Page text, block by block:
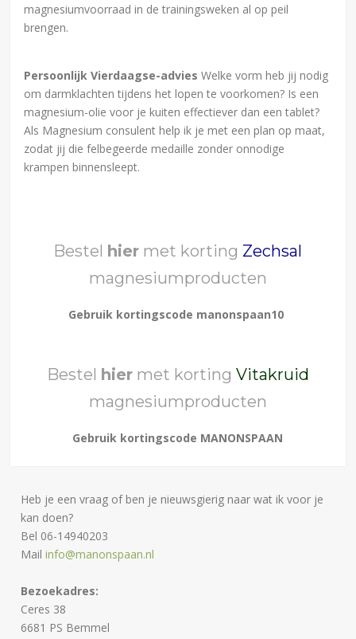
magnesiumvoorraad in de trainingsweken al op peil
brengen.
Persoonlijk Vierdaagse-advies Welke vorm heb jij nodig
om darmklachten tijdens het lopen te voorkomen? Is een
magnesium-olie voor je kuiten effectiever dan een tablet?
Als Magnesium consulent help ik je met een plan op maat,
zodat jij die felbegeerde medaille zonder onnodige
krampen binnensleept.
Bestel hier met korting Zechsal
magnesiumproducten
Gebruik kortingscode manonspaan10
Bestel hiermet korting Vitakruid
magnesiumproducten
Gebruik kortingscode MANONSPAAN
Heb je een vraag of ben je nieuwsgierig naar wat ik voor je
kan doen?
Bel 06-14940203
Mailinfo@manonspaan.nl
Bezoekadres:
Ceres 38
6681 PS Bemmel